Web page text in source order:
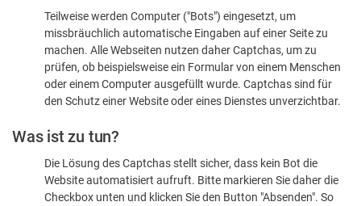
dass
sind
Teilweise werden Computer ("Bots") eingesetzt, um
missbräuchlich automatische Eingaben auf einer Seite zu
machen. Alle Webseiten nutzen daher Captchas, um zu
prüfen, ob beispielsweise ein Formular von einem Menschen
oder einem Computer ausgefüllt wurde. Captchas sind für
den Schutz einer Website oder eines Dienstes unverzichtbar.
Was ist zu tun?
Die Lösung des Captchas stellt sicher, dass kein Bot die
Website automatisiert aufruft. Bitte markieren Sie daher die
Checkbox unten und klicken Sie den Button "Absenden". So